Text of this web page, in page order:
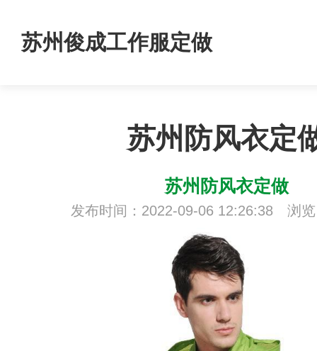
苏州俊成工作服定做
苏州防风衣定
苏州防风衣定做
发布时间：2022-09-06 12:26:38 浏览